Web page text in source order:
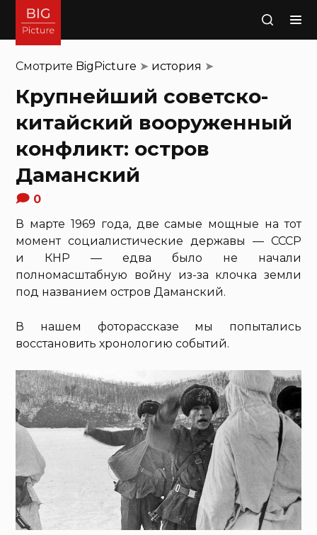
Поиск
Смотрите BigPicture ➤ история ➤
Крупнейший советско-
китайский вооруженный
конфликт: остров
Даманский
0
В марте 1969 года, две самые мощные на тот
момент социалистические державы — СССР
и КНР — едва было не начали
полномасштабную войну из-за клочка земли
под названием остров Даманский.
В нашем фоторассказе мы попытались
восстановить хронологию событий.